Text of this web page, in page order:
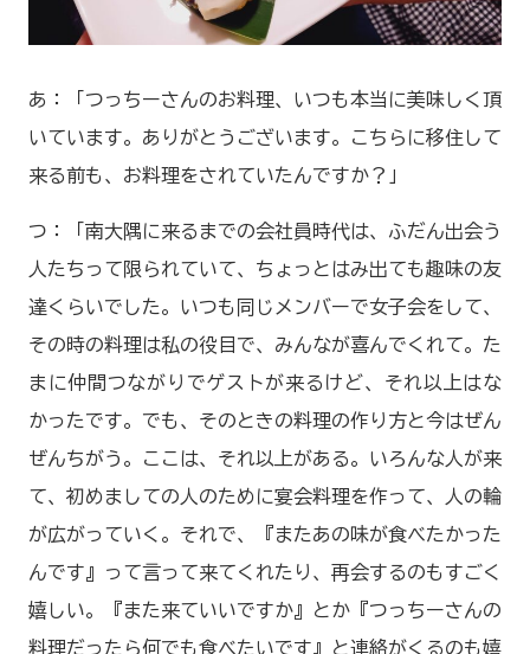
あ：「つっちーさんのお料理、いつも本当に美味しく頂
いています。ありがとうございます。こちらに移住して
来る前も、お料理をされていたんですか？」
つ：「南大隅に来るまでの会社員時代は、ふだん出会う
人たちって限られていて、ちょっとはみ出ても趣味の友
達くらいでした。いつも同じメンバーで女子会をして、
その時の料理は私の役目で、みんなが喜んでくれて。た
まに仲間つながりでゲストが来るけど、それ以上はな
かったです。でも、そのときの料理の作り方と今はぜん
ぜんちがう。ここは、それ以上がある。いろんな人が来
て、初めましての人のために宴会料理を作って、人の輪
が広がっていく。それで、『またあの味が食べたかった
んです』って言って来てくれたり、再会するのもすごく
嬉しい。『また来ていいですか』とか『つっちーさんの
料理だったら何でも食べたいです』と連絡がくるのも嬉